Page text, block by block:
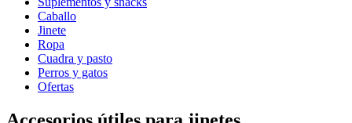
Caballo
Jinete
Ropa
Cuadra y pasto
Perros y gatos
Ofertas